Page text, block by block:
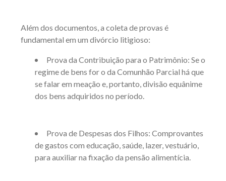
Além dos documentos, a coleta de provas é
fundamental em um divórcio litigioso:
Prova da Contribuição para o Patrimônio: Se o
regime de bens for o da Comunhão Parcial há que
se falar em meação e, portanto, divisão equânime
dos bens adquiridos no período.
Prova de Despesas dos Filhos: Comprovantes
de gastos com educação, saúde, lazer, vestuário,
para auxiliar na fixação da pensão alimentícia.